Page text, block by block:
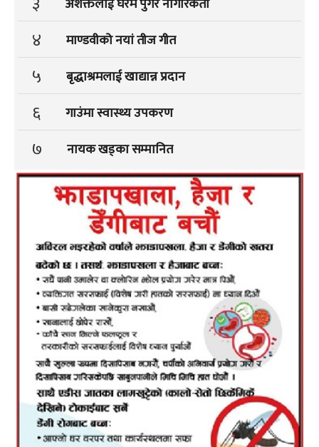
अशक्तलाई घरमै पुगेर नागरिकता
४ माण्डवीको नयां तीज गीत
५ बृद्धाश्रमलाई खाद्यान्न प्रदान
६ गाउंमा स्वास्थ्य उपकरण
७ नायक खड्का सम्मानित